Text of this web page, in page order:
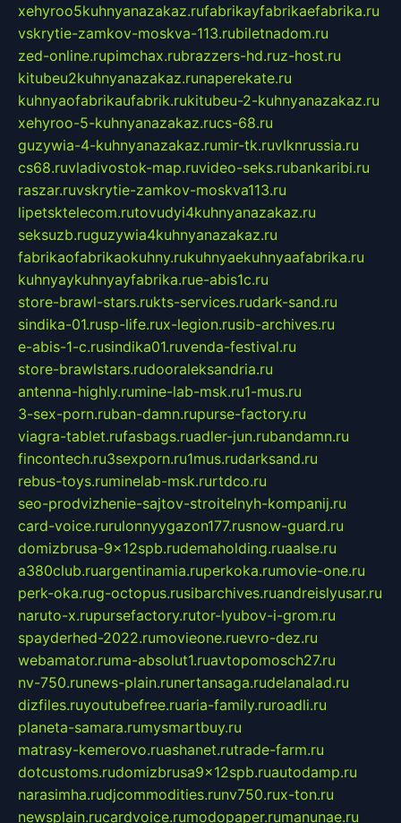
xehyroo5kuhnyanazakaz.rufabrikayfabrikaefabrika.ru
vskrytie-zamkov-moskva-113.rubiletnadom.ru
zed-online.rupimchax.rubrazzers-hd.ruz-host.ru
kitubeu2kuhnyanazakaz.runaperekate.ru
kuhnyaofabrikaufabrik.rukitubeu-2-kuhnyanazakaz.ru
xehyroo-5-kuhnyanazakaz.rucs-68.ru
guzywia-4-kuhnyanazakaz.rumir-tk.ruvlknrussia.ru
cs68.ruvladivostok-map.ruvideo-seks.rubankaribi.ru
raszar.ruvskrytie-zamkov-moskva113.ru
lipetsktelecom.rutovudyi4kuhnyanazakaz.ru
seksuzb.ruguzywia4kuhnyanazakaz.ru
fabrikaofabrikaokuhny.rukuhnyaekuhnyaafabrika.ru
kuhnyaykuhnyayfabrika.rue-abis1c.ru
store-brawl-stars.rukts-services.rudark-sand.ru
sindika-01.rusp-life.rux-legion.rusib-archives.ru
e-abis-1-c.rusindika01.ruvenda-festival.ru
store-brawlstars.rudooraleksandria.ru
antenna-highly.rumine-lab-msk.ru1-mus.ru
3-sex-porn.ruban-damn.rupurse-factory.ru
viagra-tablet.rufasbags.ruadler-jun.rubandamn.ru
fincontech.ru3sexporn.ru1mus.rudarksand.ru
rebus-toys.ruminelab-msk.rurtdco.ru
seo-prodvizhenie-sajtov-stroitelnyh-kompanij.ru
card-voice.rurulonnyygazon177.rusnow-guard.ru
domizbrusa-9x12spb.rudemaholding.ruaalse.ru
a380club.ruargentinamia.ruperkoka.rumovie-one.ru
perk-oka.rug-octopus.rusibarchives.ruandreislyusar.ru
naruto-x.rupursefactory.rutor-lyubov-i-grom.ru
spayderhed-2022.rumovieone.ruevro-dez.ru
webamator.ruma-absolut1.ruavtopomosch27.ru
nv-750.runews-plain.runertansaga.rudelanalad.ru
dizfiles.ruyoutubefree.ruaria-family.ruroadli.ru
planeta-samara.rumysmartbuy.ru
matrasy-kemerovo.ruashanet.rutrade-farm.ru
dotcustoms.rudomizbrusa9x12spb.ruautodamp.ru
narasimha.rudjcommodities.runv750.rux-ton.ru
newsplain.rucardvoice.rumodopaper.rumanunae.ru